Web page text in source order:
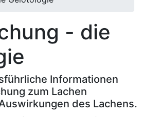
- die
Informationen
zum Lachen
des Lachens.